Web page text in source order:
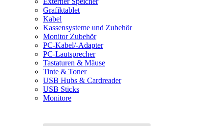
Grafiktablet
Kabel
Kassensysteme und Zubehör
Monitor Zubehör
PC-Kabel/-Adapter
PC-Lautsprecher
Tastaturen & Mäuse
Tinte & Toner
USB Hubs & Cardreader
USB Sticks
Monitore